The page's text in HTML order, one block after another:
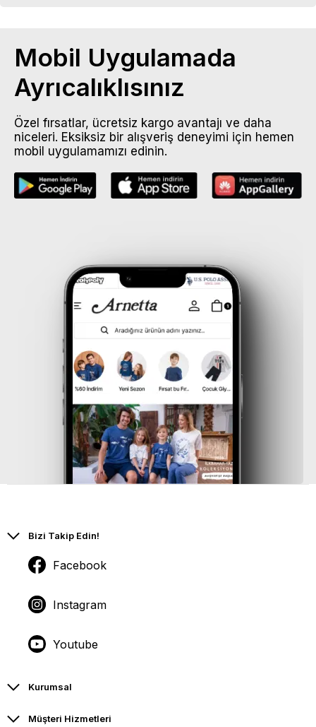
Mobil Uygulamada
Ayrıcalıklısınız
Özel fırsatlar, ücretsiz kargo avantajı ve daha
niceleri. Eksiksiz bir alışveriş deneyimi için hemen
mobil uygulamamızı edinin.
Bizi Takip Edin!
Facebook
Instagram
Youtube
Kurumsal
Müşteri Hizmetleri